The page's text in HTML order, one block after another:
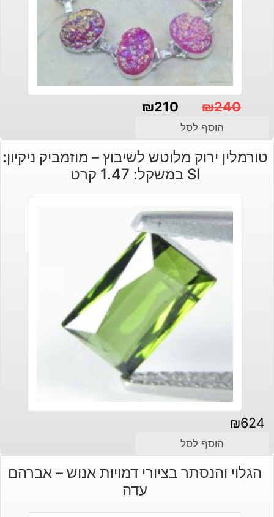
₪240
המקורי
היה:
₪210
הנוכחי
הוא:
הוסף לסל
טורמלין ירוק מלוטש לשיבוץ – מוזמביק ניקיון:
SI במשקל: 1.47 קרט
₪624
הוסף לסל
הגלוי והנסתר בציורי דמויות אנוש – אברהם
עדה